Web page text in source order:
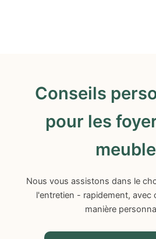
Conseils
pour les
Nous vous assistons dans le
l'entretien - rapidement, avec
manière